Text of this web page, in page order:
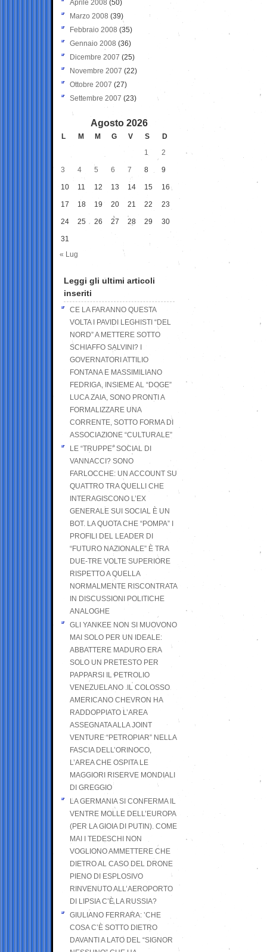
Aprile 2008 (50)
Marzo 2008 (39)
Febbraio 2008 (35)
Gennaio 2008 (36)
Dicembre 2007 (25)
Novembre 2007 (22)
Ottobre 2007 (27)
Settembre 2007 (23)
Agosto 2026
L M M G V S
D
1
2
3 4 5 6 7 8 9
10 11 12 13 14 15 16
17 18 19 20 21 22 23
24 25 26 27 28 29 30
31
« Lug
Leggi gli ultimi articoli
inseriti
CE LA FARANNO QUESTA
VOLTA I PAVIDI LEGHISTI “DEL
NORD” A METTERE SOTTO
SCHIAFFO SALVINI? I
GOVERNATORI ATTILIO
FONTANA E MASSIMILIANO
FEDRIGA, INSIEME AL “DOGE”
LUCA ZAIA, SONO PRONTI A
FORMALIZZARE UNA
CORRENTE, SOTTO FORMA DI
ASSOCIAZIONE “CULTURALE”
LE “TRUPPE” SOCIAL DI
VANNACCI? SONO
FARLOCCHE: UN ACCOUNT SU
QUATTRO TRA QUELLI CHE
INTERAGISCONO L’EX
GENERALE SUI SOCIAL È UN
BOT. LA QUOTA CHE “POMPA” I
PROFILI DEL LEADER DI
“FUTURO NAZIONALE” È TRA
DUE-TRE VOLTE SUPERIORE
RISPETTO A QUELLA
NORMALMENTE RISCONTRATA
IN DISCUSSIONI POLITICHE
ANALOGHE
GLI YANKEE NON SI MUOVONO
MAI SOLO PER UN IDEALE:
ABBATTERE MADURO ERA
SOLO UN PRETESTO PER
PAPPARSI IL PETROLIO
VENEZUELANO .IL COLOSSO
AMERICANO CHEVRON HA
RADDOPPIATO L’AREA
ASSEGNATA ALLA JOINT
VENTURE “PETROPIAR” NELLA
FASCIA DELL’ORINOCO,
L’AREA CHE OSPITA LE
MAGGIORI RISERVE MONDIALI
DI GREGGIO
LA GERMANIA SI CONFERMA IL
VENTRE MOLLE DELL’EUROPA
(PER LA GIOIA DI PUTIN). COME
MAI I TEDESCHI NON
VOGLIONO AMMETTERE CHE
DIETRO AL CASO DEL DRONE
PIENO DI ESPLOSIVO
RINVENUTO ALL’AEROPORTO
DI LIPSIA C’È LA RUSSIA?
GIULIANO FERRARA: ’CHE
COSA C’È SOTTO DIETRO
DAVANTI A LATO DEL “SIGNOR